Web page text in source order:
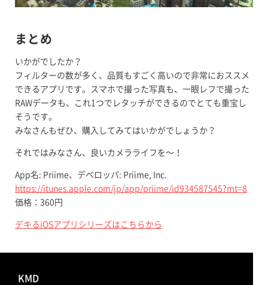
まとめ
いかがでしたか？
フィルターの数が多く、品質もすごく高いので非常におススメ
できるアプリです。スマホで撮った写真も、一眼レフで撮った
RAWデータも、これ1つでレタッチができるのでとても重宝し
そうです。
みなさんもぜひ、購入してみてはいかがでしょうか？
それではみなさん、良いカメラライフを〜！
App名: Priime、デベロッパ: Priime, Inc.
https://itunes.apple.com/jp/app/priime/id934587545?mt=8
価格：360円
デキるiOSアプリシリーズはこちらから
KMD